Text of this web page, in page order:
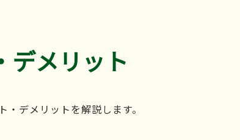
デメリット
デメリットを解説します。